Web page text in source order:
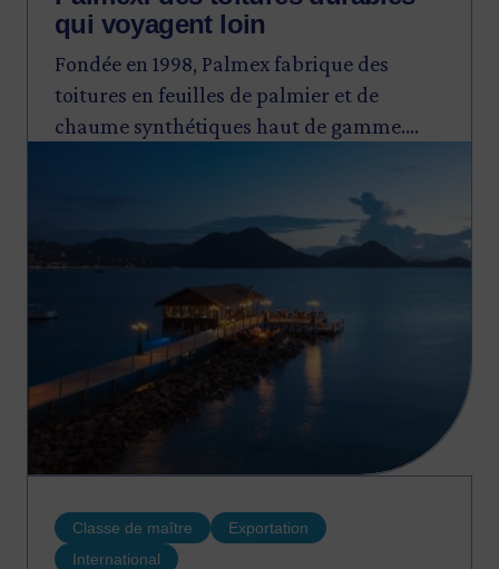
qui voyagent loin
Fondée en 1998, Palmex fabrique des
toitures en feuilles de palmier et de
chaume synthétiques haut de gamme.
exigeants, l’entreprise de Saint-Sauveur,
qui compte Club Med et Grupo Vidanta
parmi ses clients, propose des produits
100% recyclable dans plus de 75 pays.
Classe de maître
Exportation
International